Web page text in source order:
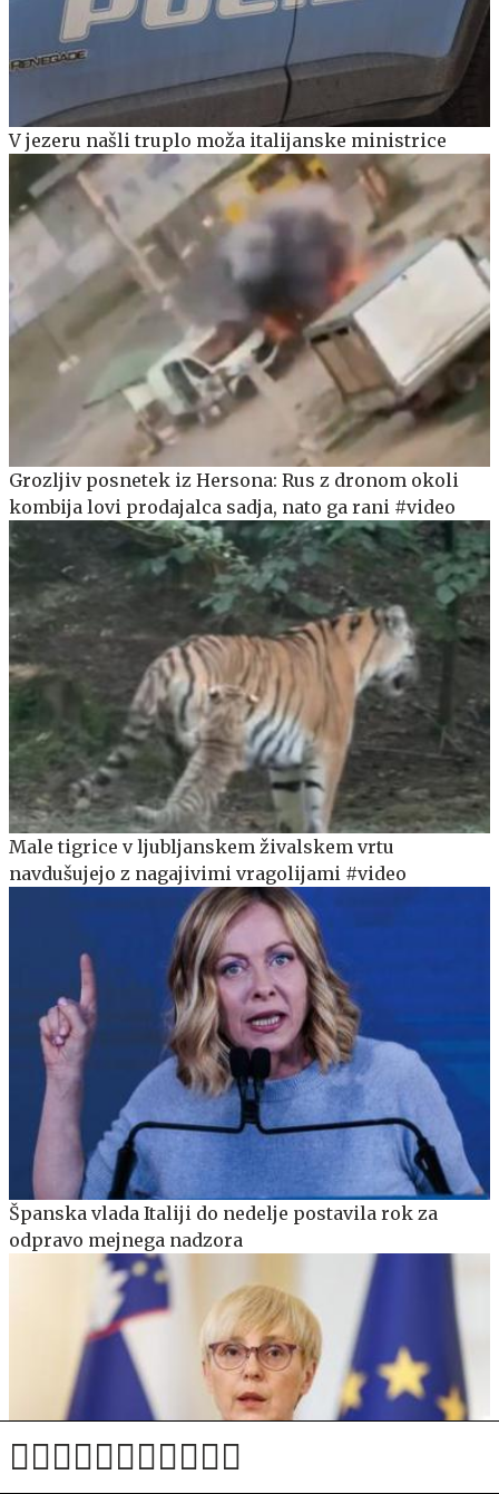
V jezeru našli truplo moža italijanske ministrice
Grozljiv posnetek iz Hersona: Rus z dronom okoli
kombija lovi prodajalca sadja, nato ga rani #video
Male tigrice v ljubljanskem živalskem vrtu
navdušujejo z nagajivimi vragolijami #video
Španska vlada Italiji do nedelje postavila rok za
odpravo mejnega nadzora